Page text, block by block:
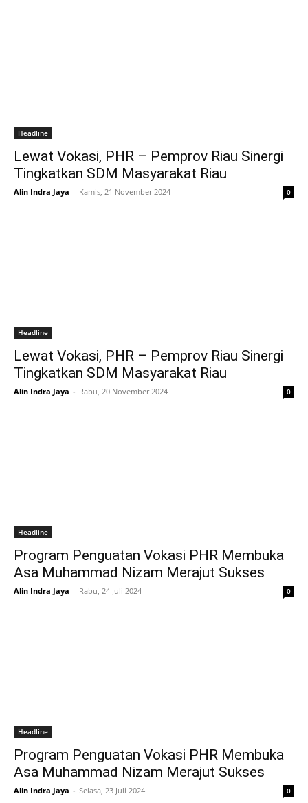
Headline
Lewat Vokasi, PHR – Pemprov Riau Sinergi
Tingkatkan SDM Masyarakat Riau
Alin Indra Jaya - Kamis, 21 November 2024 0
Headline
Lewat Vokasi, PHR – Pemprov Riau Sinergi
Tingkatkan SDM Masyarakat Riau
Alin Indra Jaya - Rabu, 20 November 2024 0
Headline
Program Penguatan Vokasi PHR Membuka
Asa Muhammad Nizam Merajut Sukses
Alin Indra Jaya - Rabu, 24 Juli 2024 0
Headline
Program Penguatan Vokasi PHR Membuka
Asa Muhammad Nizam Merajut Sukses
Alin Indra Jaya - Selasa, 23 Juli 2024 0